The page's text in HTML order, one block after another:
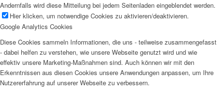
Andernfalls wird diese Mitteilung bei jedem Seitenladen eingeblendet werden.
Hier klicken, um notwendige Cookies zu aktivieren/deaktivieren.
Google Analytics Cookies
Diese Cookies sammeln Informationen, die uns - teilweise zusammengefasst
- dabei helfen zu verstehen, wie unsere Webseite genutzt wird und wie
effektiv unsere Marketing-Maßnahmen sind. Auch können wir mit den
Erkenntnissen aus diesen Cookies unsere Anwendungen anpassen, um Ihre
Nutzererfahrung auf unserer Webseite zu verbessern.